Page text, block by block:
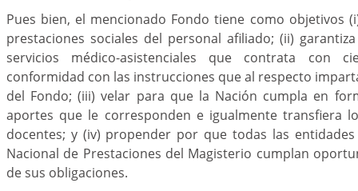
Pues bien, el mencionado Fondo tiene como objetivos
prestaciones sociales del personal afiliado; (ii)
servicios médico-asistenciales que contrata con
conformidad con las instrucciones que al respecto
del Fondo; (iii) velar para que la Nación cumpla en
aportes que le corresponden e igualmente transfiera
docentes; y (iv) propender por que todas las
Nacional de Prestaciones del Magisterio cumplan
de sus obligaciones.